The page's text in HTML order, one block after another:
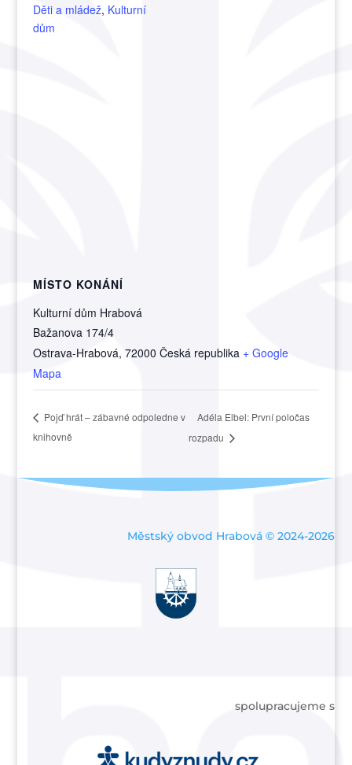
Děti a mládež, Kulturní
dům
MÍSTO KONÁNÍ
Kulturní dům Hrabová
Bažanova 174/4
Ostrava-Hrabová, 72000 Česká republika + Google
Mapa
Pojď hrát – zábavné odpoledne v
knihovně
Adéla Elbel: První poločas
rozpadu
Městský obvod Hrabová © 2024-2026
spolupracujeme s